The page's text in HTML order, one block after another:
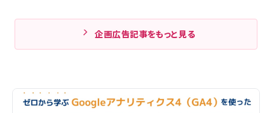
企画広告記事をもっと見る